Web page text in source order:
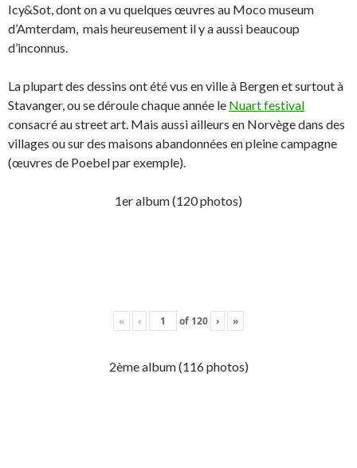
Icy&Sot, dont on a vu quelques œuvres au Moco museum
d’Amterdam, mais heureusement il y a aussi beaucoup
d’inconnus.
La plupart des dessins ont été vus en ville à Bergen et surtout à
Stavanger, ou se déroule chaque année le Nuart festival
consacré au street art. Mais aussi ailleurs en Norvège dans des
villages ou sur des maisons abandonnées en pleine campagne
(œuvres de Poebel par exemple).
1er album (120 photos)
« ‹ of 120 › »
2ème album (116 photos)